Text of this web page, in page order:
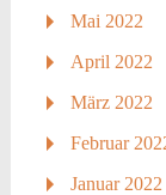
Mai 2022
April 2022
März 2022
Februar
Januar 2022